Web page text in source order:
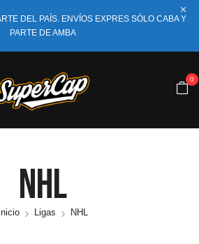
DEL PAÍS. ENVÍOS EXPRES SÓLO CABA Y
PARTE DE AMBA
0
NHL
Inicio Ligas NHL